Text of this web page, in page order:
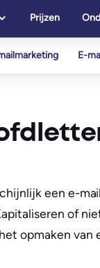
Prijzen
E-
een e-
of
opmaken